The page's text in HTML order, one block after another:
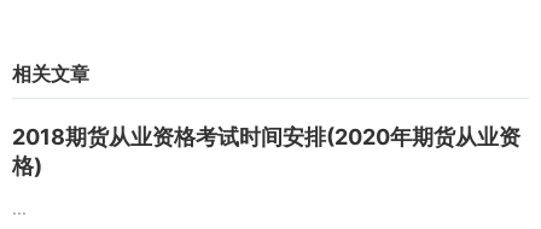
相关文章
2018期货从业资格考试时间安排(2020年期货从业资
格)
...